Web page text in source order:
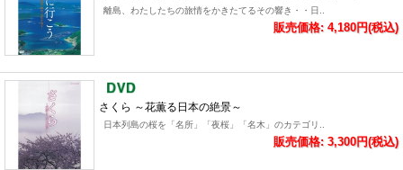
離島、わたしたちの旅情をかきたてるその響き・・日..
販売価格: 4,180円(税込)
さくら ～花薫る日本の絶景～
日本列島の桜を「名所」「夜桜」「名木」のカテゴリ..
販売価格: 3,300円(税込)